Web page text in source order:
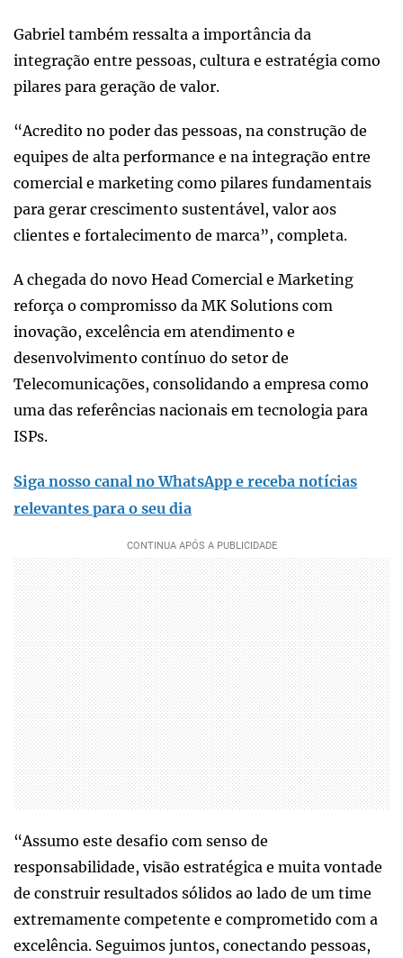
Gabriel também ressalta a importância da
integração entre pessoas, cultura e estratégia como
pilares para geração de valor.
“Acredito no poder das pessoas, na construção de
equipes de alta performance e na integração entre
comercial e marketing como pilares fundamentais
para gerar crescimento sustentável, valor aos
clientes e fortalecimento de marca”, completa.
A chegada do novo Head Comercial e Marketing
reforça o compromisso da MK Solutions com
inovação, excelência em atendimento e
desenvolvimento contínuo do setor de
Telecomunicações, consolidando a empresa como
uma das referências nacionais em tecnologia para
ISPs.
Siga nosso canal no WhatsApp e receba notícias
relevantes para o seu dia
“Assumo este desafio com senso de
responsabilidade, visão estratégica e muita vontade
de construir resultados sólidos ao lado de um time
extremamente competente e comprometido com a
excelência. Seguimos juntos, conectando pessoas,